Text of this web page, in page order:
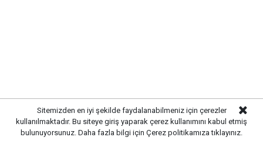
Sitemizden en iyi şekilde faydalanabilmeniz için çerezler
kullanılmaktadır. Bu siteye giriş yaparak çerez kullanımını kabul etmiş
bulunuyorsunuz. Daha fazla bilgi için Çerez politikamıza tıklayınız.